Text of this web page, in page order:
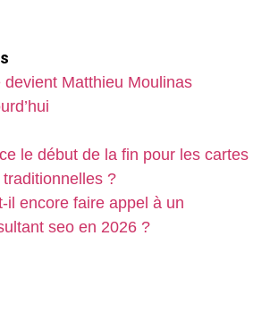
devient Matthieu Moulinas
le début de la fin pour les cartes
traditionnelles ?
il encore faire appel à un
seo en 2026 ?